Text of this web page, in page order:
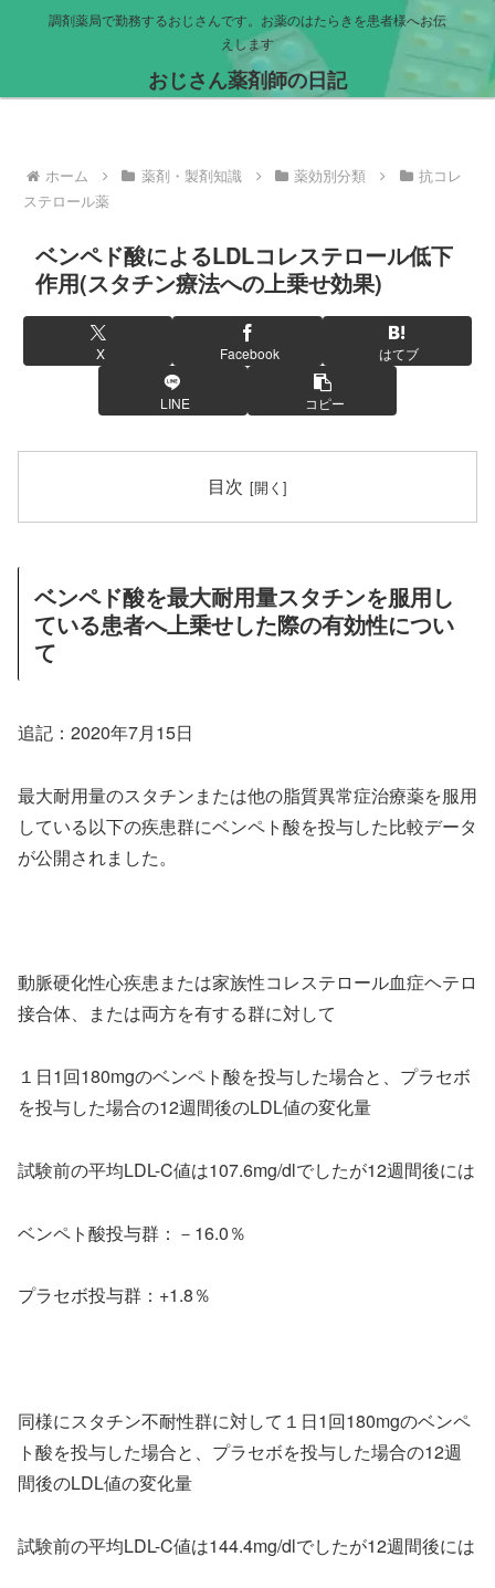
調剤薬局で勤務するおじさんです。お薬のはたらきを患者様へお伝
えします
おじさん薬剤師の日記
ホーム 薬剤・製剤知識 薬効別分類
抗コレ
ステロール薬
ベンペド酸によるLDLコレステロール低下
作用(スタチン療法への上乗せ効果)
X Facebook はてブ
LINE コピー
目次
ベンペド酸を最大耐用量スタチンを服用し
ている患者へ上乗せした際の有効性につい
て
追記：2020年7月15日
最大耐用量のスタチンまたは他の脂質異常症治療薬を服用
している以下の疾患群にベンペト酸を投与した比較データ
が公開されました。
動脈硬化性心疾患または家族性コレステロール血症ヘテロ
接合体、または両方を有する群に対して
１日1回180mgのベンペト酸を投与した場合と、プラセボ
を投与した場合の12週間後のLDL値の変化量
試験前の平均LDL-C値は107.6mg/dlでしたが12週間後には
ベンペト酸投与群：－16.0％
プラセボ投与群：+1.8％
同様にスタチン不耐性群に対して１日1回180mgのベンペ
ト酸を投与した場合と、プラセボを投与した場合の12週
間後のLDL値の変化量
試験前の平均LDL-C値は144.4mg/dlでしたが12週間後には